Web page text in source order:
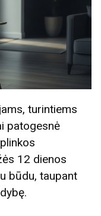
turintiems
patogesnė
12 dienos
būdu, taupant